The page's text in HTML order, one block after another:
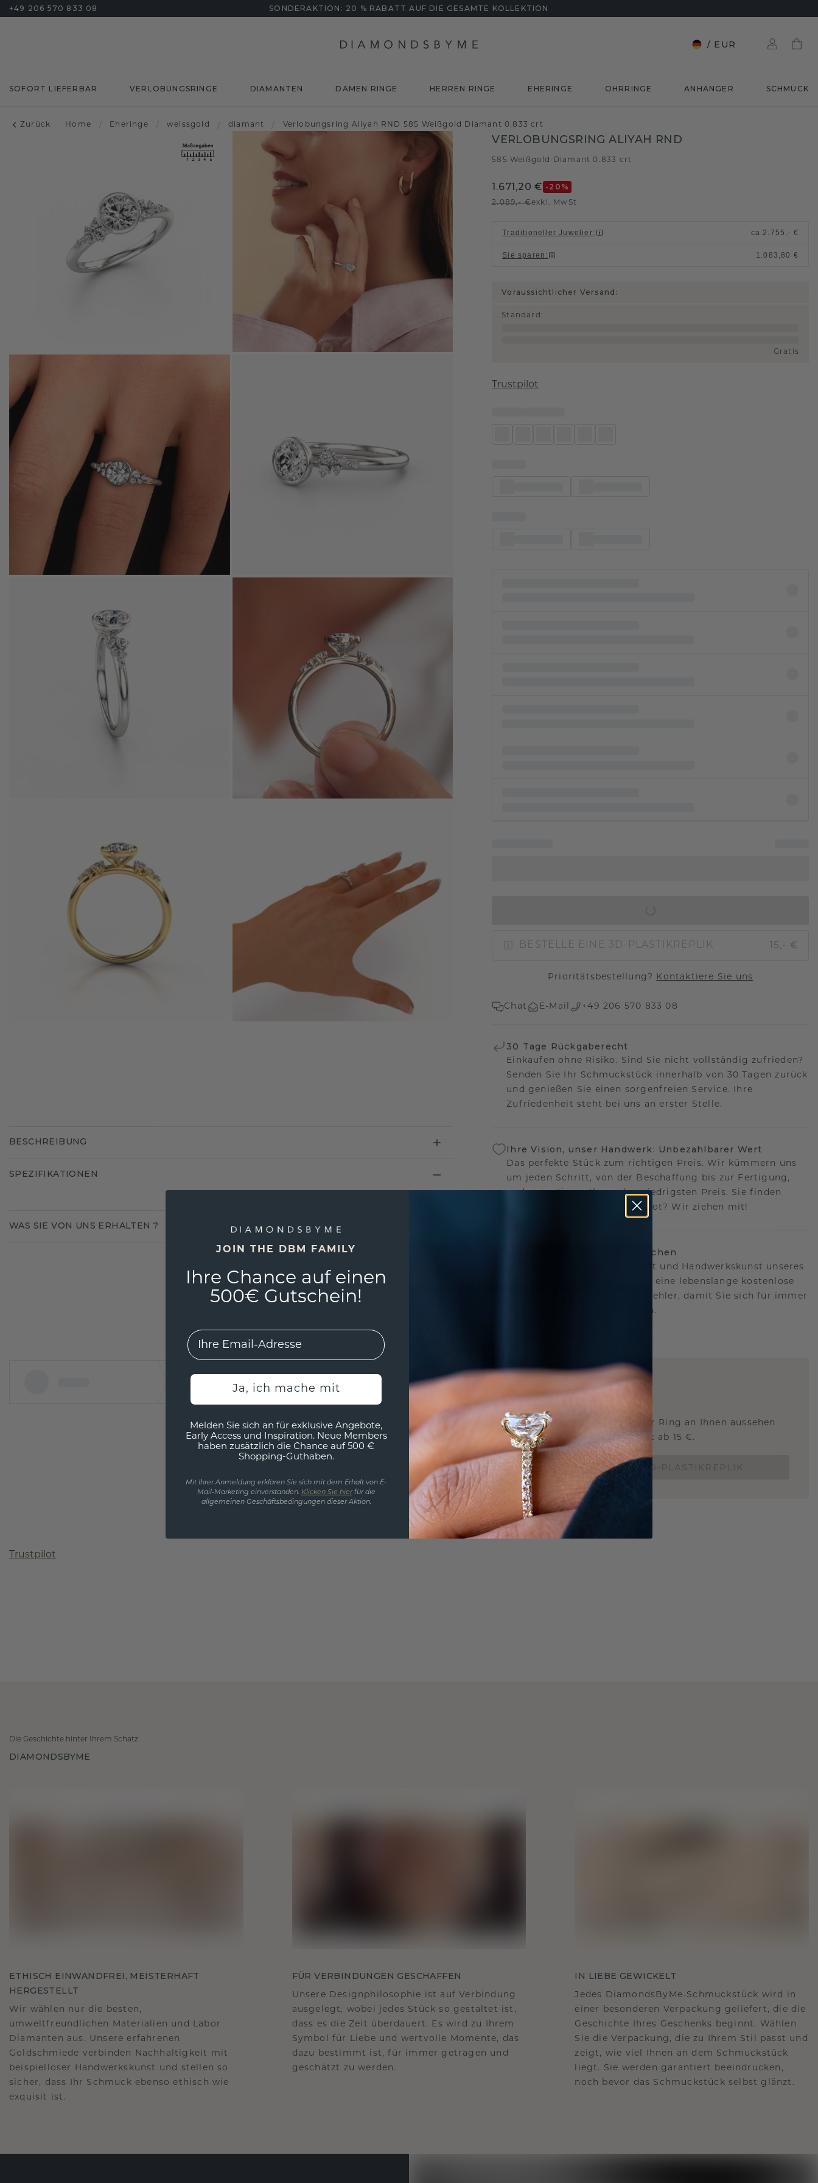
+49 206 570 833 08 SONDERAKTION: 20 % RABATT AUF DIE GESAMTE KOLLEKTION
/ EUR
SOFORT LIEFERBAR VERLOBUNGSRINGE DIAMANTEN DAMEN RINGE HERREN RINGE EHERINGE OHRRINGE ANHÄNGER SCHMUCK
Zurück Home / Eheringe / weissgold / diamant / Verlobungsring Aliyah RND 585 Weißgold Diamant 0.833 crt
VERLOBUNGSRING ALIYAH RND
585 Weißgold Diamant 0.833 crt
1.671,20 € -20 %
2.089,- €exkl. MwSt
Traditioneller Juwelier: ca.2.755,- €
Sie sparen : 1.083,80 €
Voraussichtlicher Versand:
Standard :
Gratis
Trustpilot
BESTELLE EINE 3D-PLASTIKREPLIK 15,- €
Prioritätsbestellung? Kontaktiere Sie uns
Chat E-Mail +49 206 570 833 08
30 Tage Rückgaberecht
Einkaufen ohne Risiko. Sind Sie nicht vollständig zufrieden?
Senden Sie Ihr Schmuckstück innerhalb von 30 Tagen zurück
und genießen Sie einen sorgenfreien Service. Ihre
Zufriedenheit steht bei uns an erster Stelle.
Ihre Vision, unser Handwerk: Unbezahlbarer Wert
Das perfekte Stück zum richtigen Preis. Wir kümmern uns
um jeden Schritt, von der Beschaffung bis zur Fertigung,
und garantieren Ihnen den niedrigsten Preis. Sie finden
anderswo ein besseres Angebot? Wir ziehen mit!
Unser lebenslanges Versprechen
Wir stehen hinter der Qualität und Handwerkskunst unseres
Schmucks.Deshalb bieten wir eine lebenslange kostenlose
Garantie gegen Herstellungsfehler, damit Sie sich für immer
keine Sorgen machen müssen.
3D MUSTERSCHMUCK
Wollen Sie wissen, wie dieser Ring an Ihnen aussehen
würde und ob er passt? Jetzt ab 15 €.
BESTELLE EINE 3D-PLASTIKREPLIK
BESCHREIBUNG
SPEZIFIKATIONEN
WAS SIE VON UNS ERHALTEN ?
Trustpilot
Die Geschichte hinter Ihrem Schatz
DIAMONDSBYME
ETHISCH EINWANDFREI, MEISTERHAFT
HERGESTELLT
Wir wählen nur die besten,
umweltfreundlichen Materialien und Labor
Diamanten aus. Unsere erfahrenen
Goldschmiede verbinden Nachhaltigkeit mit
beispielloser Handwerkskunst und stellen so
sicher, dass Ihr Schmuck ebenso ethisch wie
exquisit ist.
FÜR VERBINDUNGEN GESCHAFFEN
Unsere Designphilosophie ist auf Verbindung
ausgelegt, wobei jedes Stück so gestaltet ist,
dass es die Zeit überdauert. Es wird zu Ihrem
Symbol für Liebe und wertvolle Momente, das
dazu bestimmt ist, für immer getragen und
geschätzt zu werden.
IN LIEBE GEWICKELT
Jedes DiamondsByMe-Schmuckstück wird in
einer besonderen Verpackung geliefert, die die
Geschichte Ihres Geschenks beginnt. Wählen
Sie die Verpackung, die zu Ihrem Stil passt und
zeigt, wie viel Ihnen an dem Schmuckstück
liegt. Sie werden garantiert beeindrucken,
noch bevor das Schmuckstück selbst glänzt.
JOIN THE DBM FAMILY
Ihre Chance auf einen
500€ Gutschein!
EMail
Ja, ich mache mit
Melden Sie sich an für exklusive Angebote,
Early Access und Inspiration. Neue Members
haben zusätzlich die Chance auf 500 €
Shopping-Guthaben.
Mit Ihrer Anmeldung erklären Sie sich mit dem Erhalt von E-
Mail-Marketing einverstanden. Klicken Sie hierfür die
allgemeinen Geschäftsbedingungen dieser Aktion.